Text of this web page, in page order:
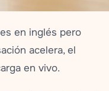
en inglés pero
acelera, el
en vivo.